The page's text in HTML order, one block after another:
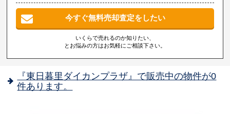
今すぐ無料売却査定をしたい
いくらで売れるのか知りたい、
とお悩みの方はお気軽にご相談下さい。
『東日暮里ダイカンプラザ』で販売中の物件が0
件あります。